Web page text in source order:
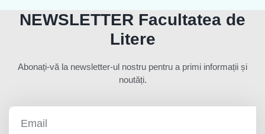
NEWSLETTER Facultatea de
Litere
Abonați-vă la newsletter-ul nostru pentru a primi informații și
noutăți.